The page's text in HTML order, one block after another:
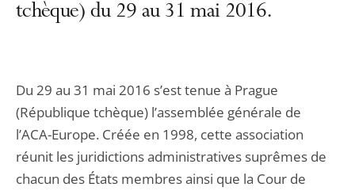
tchèque) du 29 au 31 mai 2016.
Du 29 au 31 mai 2016 s’est tenue à Prague
(République tchèque) l’assemblée générale de
l’ACA-Europe. Créée en 1998, cette association
réunit les juridictions administratives suprêmes de
chacun des États membres ainsi que la Cour de